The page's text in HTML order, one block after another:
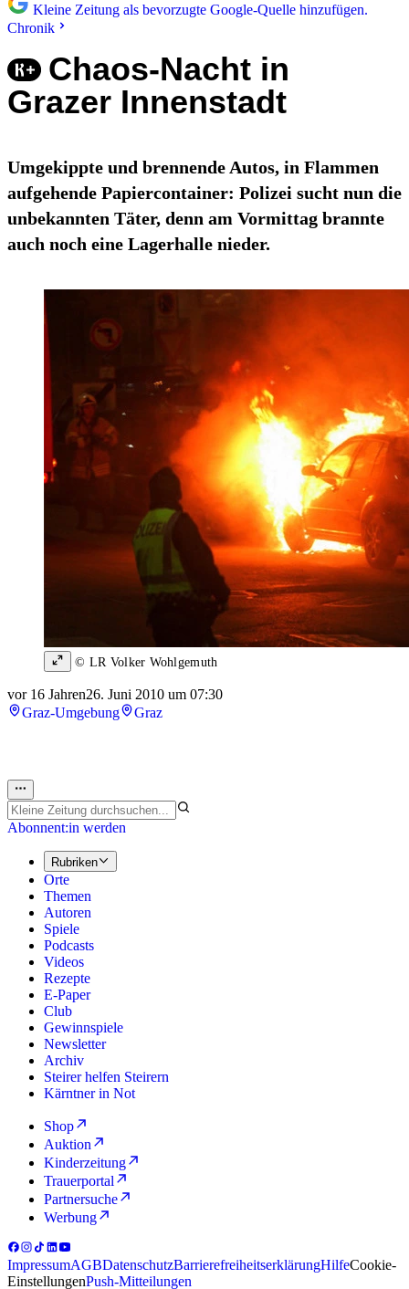
Kleine Zeitung als bevorzugte Google-Quelle hinzufügen.
Chronik
Chaos-Nacht in
Grazer Innenstadt
Umgekippte und brennende Autos, in Flammen
aufgehende Papiercontainer: Polizei sucht nun die
unbekannten Täter, denn am Vormittag brannte
auch noch eine Lagerhalle nieder.
© LR Volker Wohlgemuth
vor 16 Jahren26. Juni 2010 um 07:30
Graz-Umgebung
Graz
Abonnent:in werden
Rubriken
Orte
Themen
Autoren
Spiele
Podcasts
Videos
Rezepte
E-Paper
Club
Gewinnspiele
Newsletter
Archiv
Steirer helfen Steirern
Kärntner in Not
Shop
Auktion
Kinderzeitung
Trauerportal
Partnersuche
Werbung
ImpressumAGBDatenschutzBarrierefreiheitserklärungHilfeCookie-
EinstellungenPush-Mitteilungen